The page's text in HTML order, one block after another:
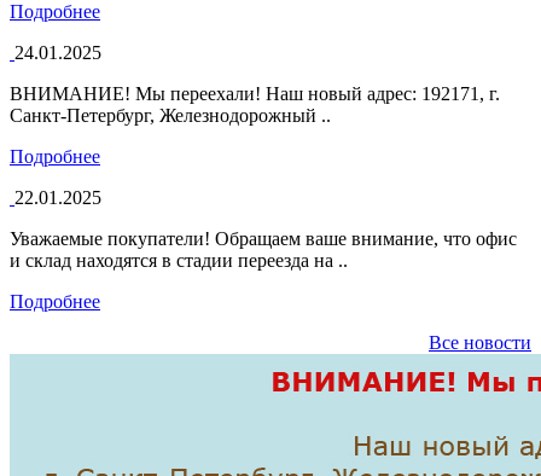
Подробнее
24.01.2025
ВНИМАНИЕ! Мы переехали! Наш новый адрес: 192171, г.
Санкт-Петербург, Железнодорожный ..
Подробнее
22.01.2025
Уважаемые покупатели! Обращаем ваше внимание, что офис
и склад находятся в стадии переезда на ..
Подробнее
Все новости